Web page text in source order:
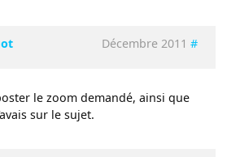
Décembre 2011 #
le zoom demandé, ainsi que
sur le sujet.